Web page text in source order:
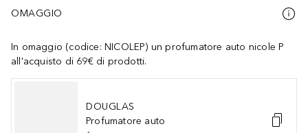
OMAGGIO
In omaggio (codice: NICOLEP) un profumatore auto nicole P
all'acquisto di 69€ di prodotti.
DOUGLAS
Profumatore auto